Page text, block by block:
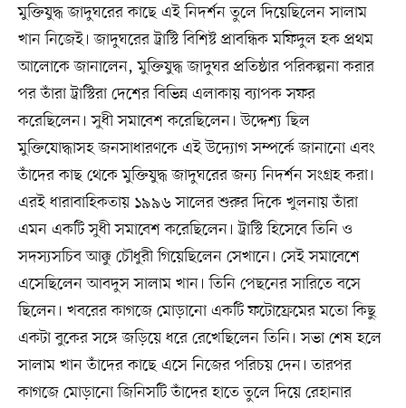
মুক্তিযুদ্ধ জাদুঘরের কাছে এই নিদর্শন তুলে দিয়েছিলেন সালাম
খান নিজেই। জাদুঘরের ট্রাস্টি বিশিষ্ট প্রাবন্ধিক মফিদুল হক প্রথম
আলোকে জানালেন, মুক্তিযুদ্ধ জাদুঘর প্রতিষ্ঠার পরিকল্পনা করার
পর তাঁরা ট্রাস্টিরা দেশের বিভিন্ন এলাকায় ব্যাপক সফর
করেছিলেন। সুধী সমাবেশ করেছিলেন। উদ্দেশ্য ছিল
মুক্তিযোদ্ধাসহ জনসাধারণকে এই উদ্যোগ সম্পর্কে জানানো এবং
তাঁদের কাছ থেকে মুক্তিযুদ্ধ জাদুঘরের জন্য নিদর্শন সংগ্রহ করা।
এরই ধারাবাহিকতায় ১৯৯৬ সালের শুরুর দিকে খুলনায় তাঁরা
এমন একটি সুধী সমাবেশ করেছিলেন। ট্রাস্টি হিসেবে তিনি ও
সদস্যসচিব আক্কু চৌধুরী গিয়েছিলেন সেখানে। সেই সমাবেশে
এসেছিলেন আবদুস সালাম খান। তিনি পেছনের সারিতে বসে
ছিলেন। খবরের কাগজে মোড়ানো একটি ফটোফ্রেমের মতো কিছু
একটা বুকের সঙ্গে জড়িয়ে ধরে রেখেছিলেন তিনি। সভা শেষ হলে
সালাম খান তাঁদের কাছে এসে নিজের পরিচয় দেন। তারপর
কাগজে মোড়ানো জিনিসটি তাঁদের হাতে তুলে দিয়ে রেহানার